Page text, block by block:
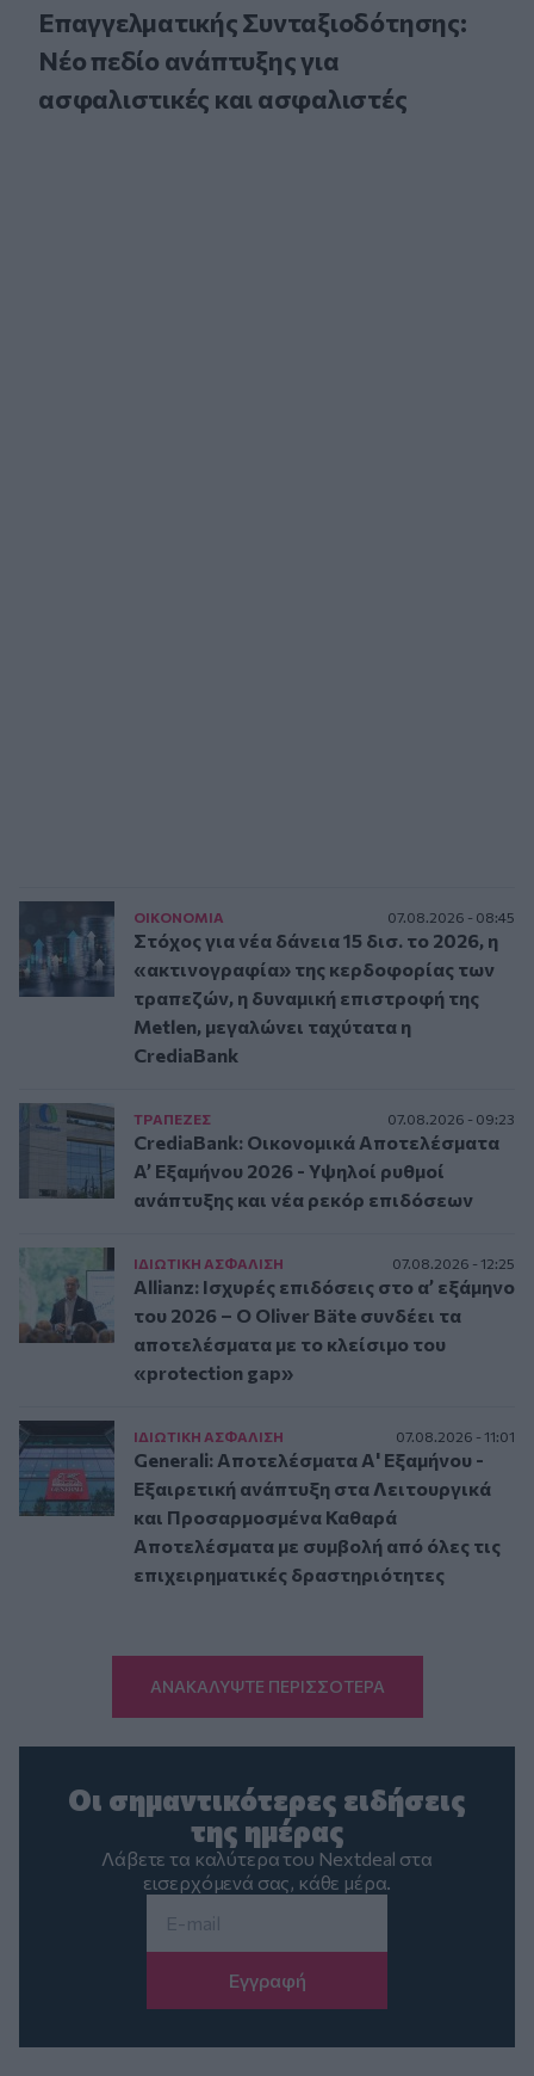
Επαγγελματικής Συνταξιοδότησης:
Νέο πεδίο ανάπτυξης για
ασφαλιστικές και ασφαλιστές
ΟΙΚΟΝΟΜΙΑ 07.08.2026 - 08:45
Στόχος για νέα δάνεια 15 δισ. το 2026, η
«ακτινογραφία» της κερδοφορίας των
τραπεζών, η δυναμική επιστροφή της
Metlen, μεγαλώνει ταχύτατα η
CrediaBank
ΤΡAΠΕΖΕΣ 07.08.2026 - 09:23
CrediaBank: Οικονομικά Αποτελέσματα
A’ Εξαμήνου 2026 - Υψηλοί ρυθμοί
ανάπτυξης και νέα ρεκόρ επιδόσεων
ΙΔΙΩΤΙΚΗ ΑΣΦAΛΙΣΗ 07.08.2026 - 12:25
Allianz: Ισχυρές επιδόσεις στο α’ εξάμηνο
του 2026 – Ο Oliver Bäte συνδέει τα
αποτελέσματα με το κλείσιμο του
«protection gap»
ΙΔΙΩΤΙΚΗ ΑΣΦAΛΙΣΗ 07.08.2026 - 11:01
Generali: Αποτελέσματα Α' Εξαμήνου -
Εξαιρετική ανάπτυξη στα Λειτουργικά
και Προσαρμοσμένα Καθαρά
Αποτελέσματα με συμβολή από όλες τις
επιχειρηματικές δραστηριότητες
ΑΝΑΚΑΛΥΨΤΕ ΠΕΡΙΣΣΟΤΕΡΑ
Οι σημαντικότερες ειδήσεις
της ημέρας
Λάβετε τα καλύτερα του Nextdeal στα
εισερχόμενά σας, κάθε μέρα.